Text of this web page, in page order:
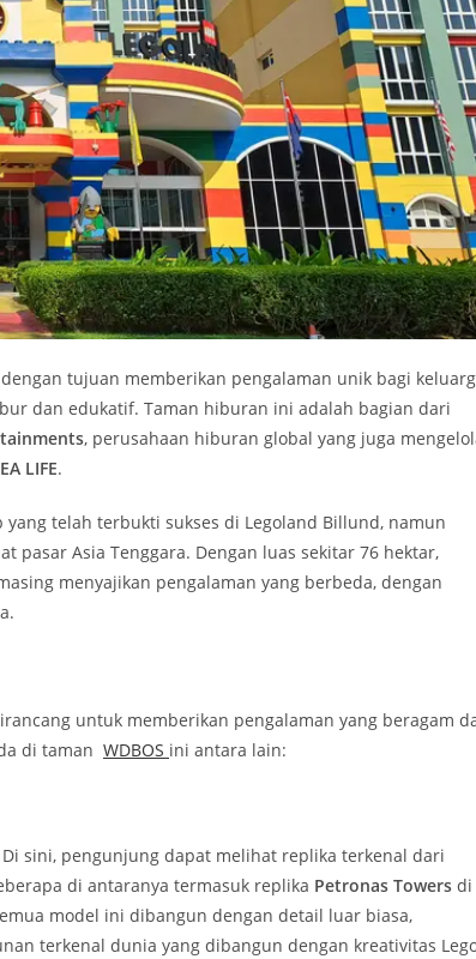
tujuan memberikan pengalaman unik bagi
dan edukatif. Taman hiburan ini adalah bagian dari
, perusahaan hiburan global yang juga
LIFE.
telah terbukti sukses di Legoland Billund, namun
pasar Asia Tenggara. Dengan luas sekitar 76 hektar,
menyajikan pengalaman yang berbeda, dengan
untuk memberikan pengalaman yang beragam
di taman WDBOS ini antara lain:
sini, pengunjung dapat melihat replika terkenal dari
di antaranya termasuk replika Petronas Towers di
model ini dibangun dengan detail luar biasa,
terkenal dunia yang dibangun dengan kreativitas